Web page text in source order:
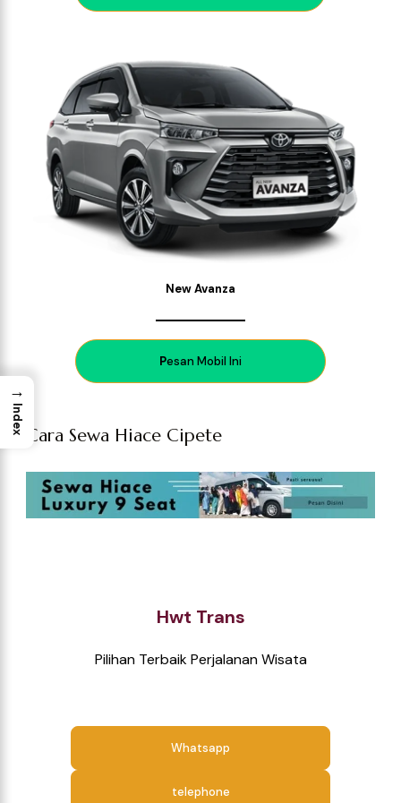
New Avanza
Pesan Mobil Ini
Cara Sewa Hiace Cipete
Hwt Trans
Pilihan Terbaik Perjalanan Wisata
Whatsapp
telephone
→
Index